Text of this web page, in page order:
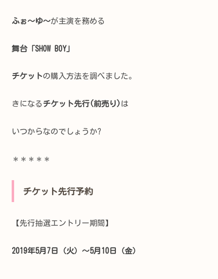
ふぉ～ゆ～が主演を務める
舞台「SHOW BOY」
チケットの購入方法を調べました。
きになるチケット先行(前売り) は
いつからなのでしょうか?
＊＊＊＊＊
チケット先行予約
【先行抽選エントリー期間】
2019年5月7日（火）～5月10日（金）